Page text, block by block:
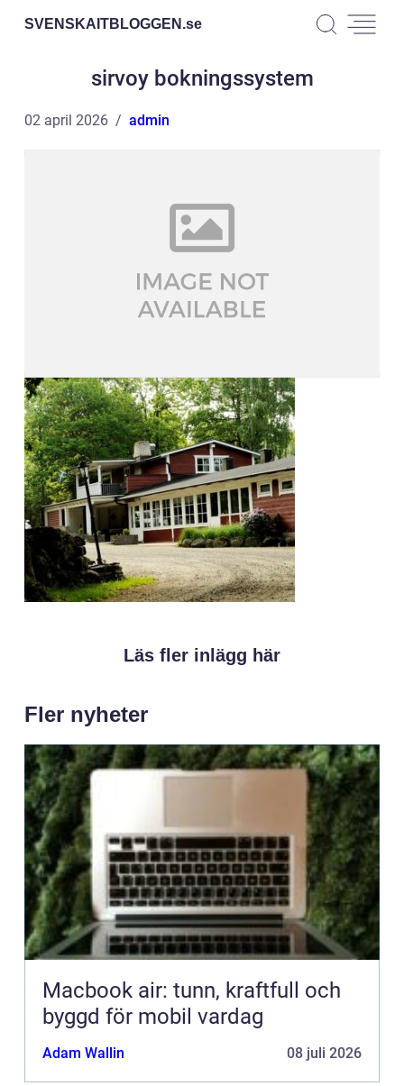
SVENSKAITBLOGGEN.se
sirvoy bokningssystem
02 april 2026 admin
Läs fler inlägg här
Fler nyheter
Macbook air: tunn, kraftfull och
byggd för mobil vardag
Adam Wallin 08 juli 2026